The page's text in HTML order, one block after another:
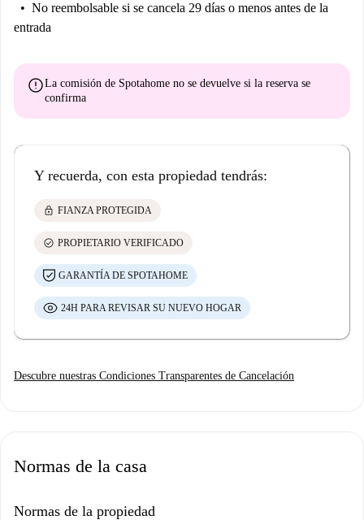
No reembolsable si se cancela 29 días o menos antes de la
entrada
errorLa comisión de Spotahome no se devuelve si la reserva se
confirma
Y recuerda, con esta propiedad tendrás:
lock FIANZA PROTEGIDA
check_circle PROPIETARIO VERIFICADO
GARANTÍA DE SPOTAHOME
24H PARA REVISAR SU NUEVO HOGAR
Descubre nuestras Condiciones Transparentes de Cancelación
Normas de la casa
Normas de la propiedad